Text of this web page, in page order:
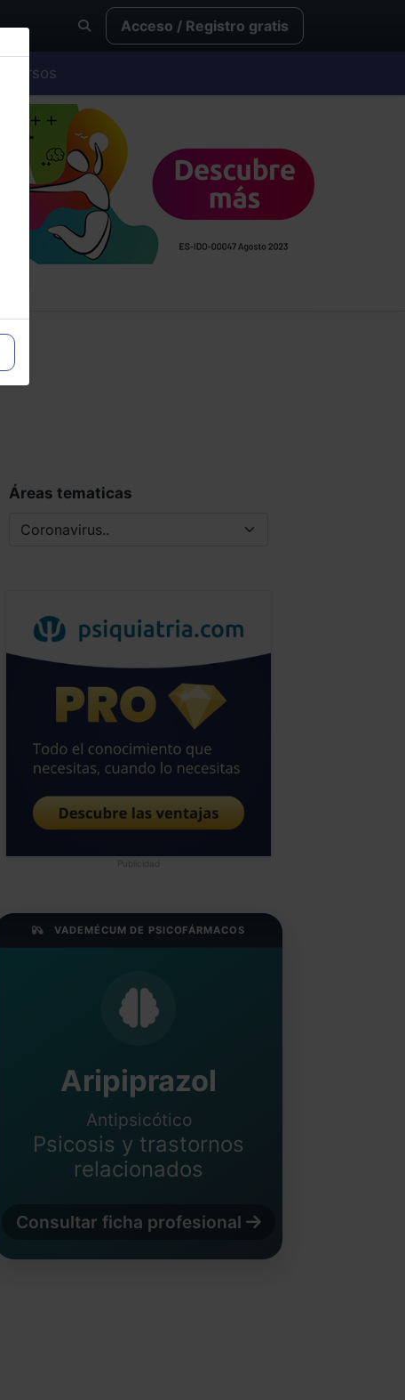
Acceso / Registro gratis
Cursos
Áreas tematicas
Publicidad
VADEMÉCUM DE PSICOFÁRMACOS
Aripiprazol
Antipsicótico
Psicosis y trastornos
relacionados
Consultar ficha profesional